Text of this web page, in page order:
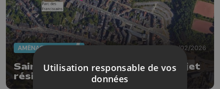
AMÉNAGEMENT DU TERRITOIRE 04/02/2026
Sainte-Marguerite : Nouveau projet
résidentiel
Utilisation responsable de vos
données